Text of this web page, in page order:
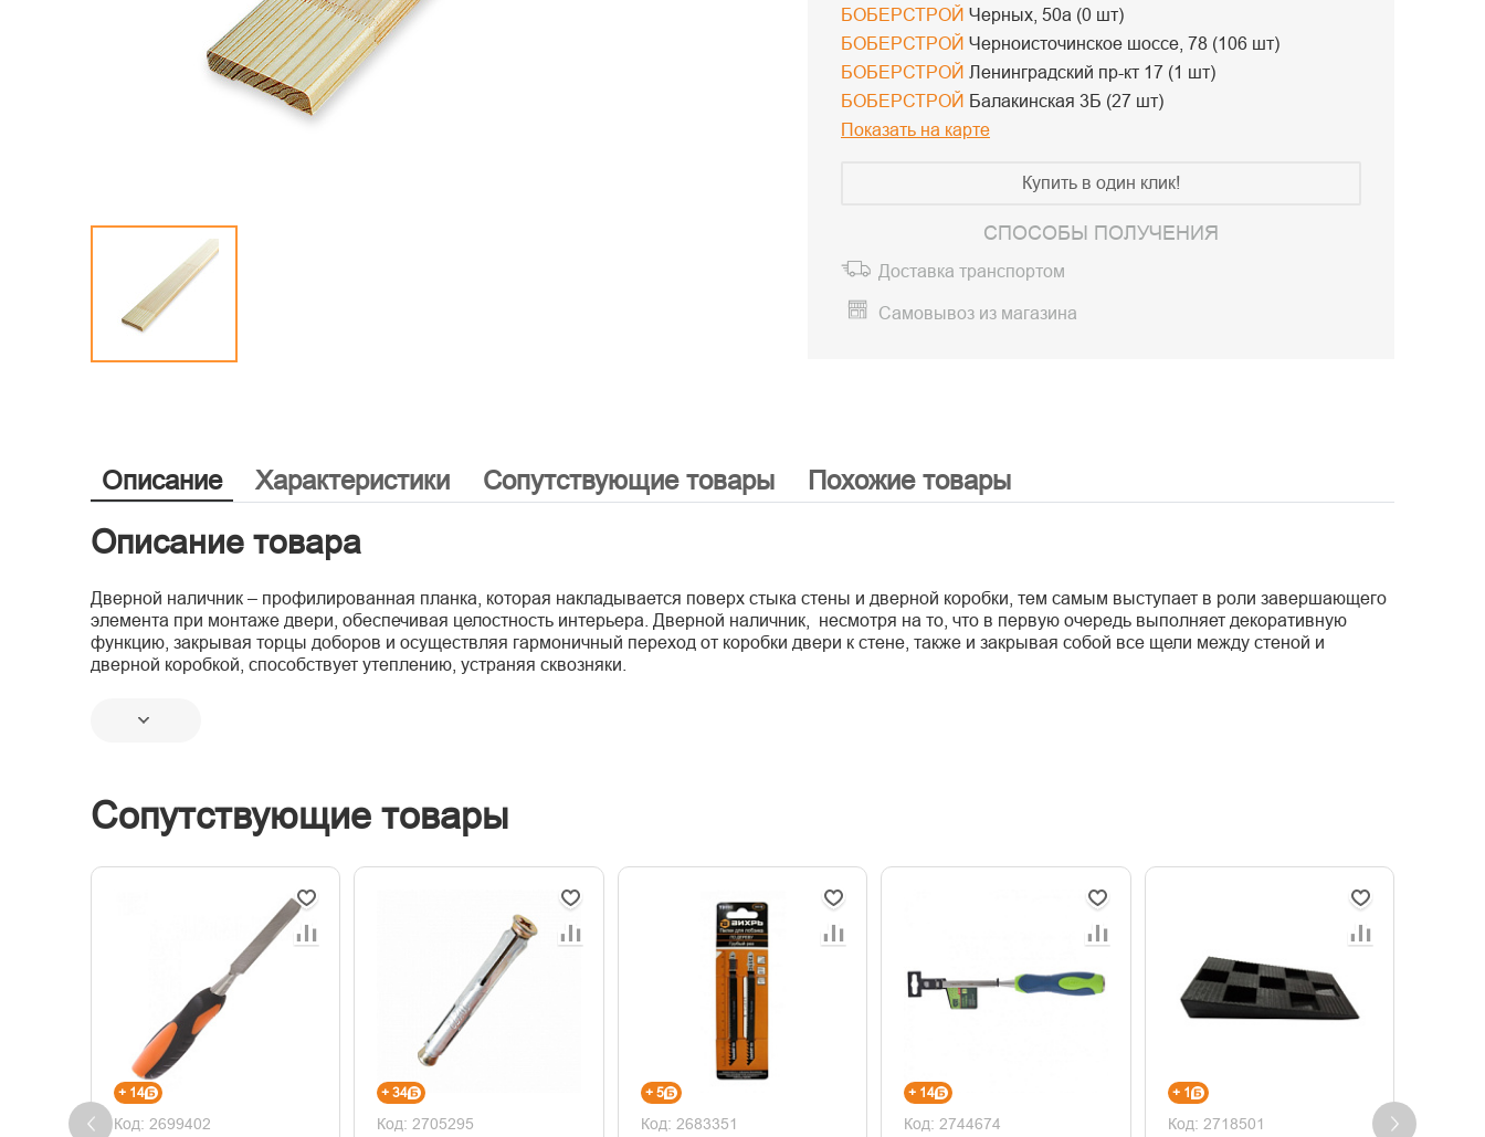
БОБЕРСТРОЙ Черных, 50а (0 шт)
БОБЕРСТРОЙ Черноисточинское шоссе, 78 (106 шт)
БОБЕРСТРОЙ Ленинградский пр-кт 17 (1 шт)
БОБЕРСТРОЙ Балакинская 3Б (27 шт)
Показать на карте
Купить в один клик!
СПОСОБЫ ПОЛУЧЕНИЯ
Доставка транспортом
Самовывоз из магазина
Описание Характеристики Сопутствующие товары Похожие товары
Описание товара
Дверной наличник – профилированная планка, которая накладывается поверх стыка стены и дверной коробки, тем самым выступает в роли завершающего
элемента при монтаже двери, обеспечивая целостность интерьера. Дверной наличник, несмотря на то, что в первую очередь выполняет декоративную
функцию, закрывая торцы доборов и осуществляя гармоничный переход от коробки двери к стене, также и закрывая собой все щели между стеной и
дверной коробкой, способствует утеплению, устраняя сквозняки.
Сопутствующие товары
+ 14
Код: 2699402
+ 34
Код: 2705295
+ 5
Код: 2683351
+ 14
Код: 2744674
+ 1
Код: 2718501